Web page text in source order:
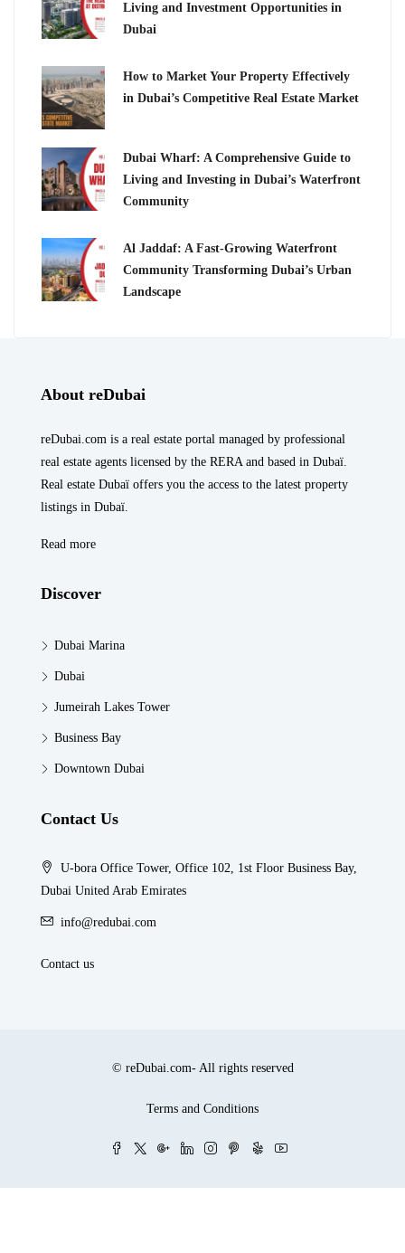
Living and Investment Opportunities in
Dubai
How to Market Your Property Effectively
in Dubai’s Competitive Real Estate Market
Dubai Wharf: A Comprehensive Guide to
Living and Investing in Dubai’s Waterfront
Community
Al Jaddaf: A Fast-Growing Waterfront
Community Transforming Dubai’s Urban
Landscape
About reDubai
reDubai.com is a real estate portal managed by professional
real estate agents licensed by the RERA and based in Dubaï.
Real estate Dubaï offers you the access to the latest property
listings in Dubaï.
Read more
Discover
Dubai Marina
Dubai
Jumeirah Lakes Tower
Business Bay
Downtown Dubai
Contact Us
U-bora Office Tower, Office 102, 1st Floor Business Bay,
Dubai United Arab Emirates
info@redubai.com
Contact us
© reDubai.com- All rights reserved
Terms and Conditions